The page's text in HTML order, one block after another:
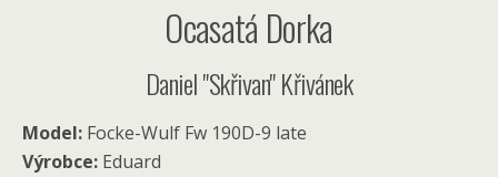
Ocasatá Dorka
Daniel "Skřivan" Křivánek
Model: Focke-Wulf Fw 190D-9 late
Výrobce: Eduard